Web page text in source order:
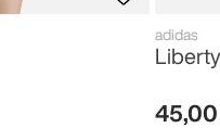
adidas
45,00